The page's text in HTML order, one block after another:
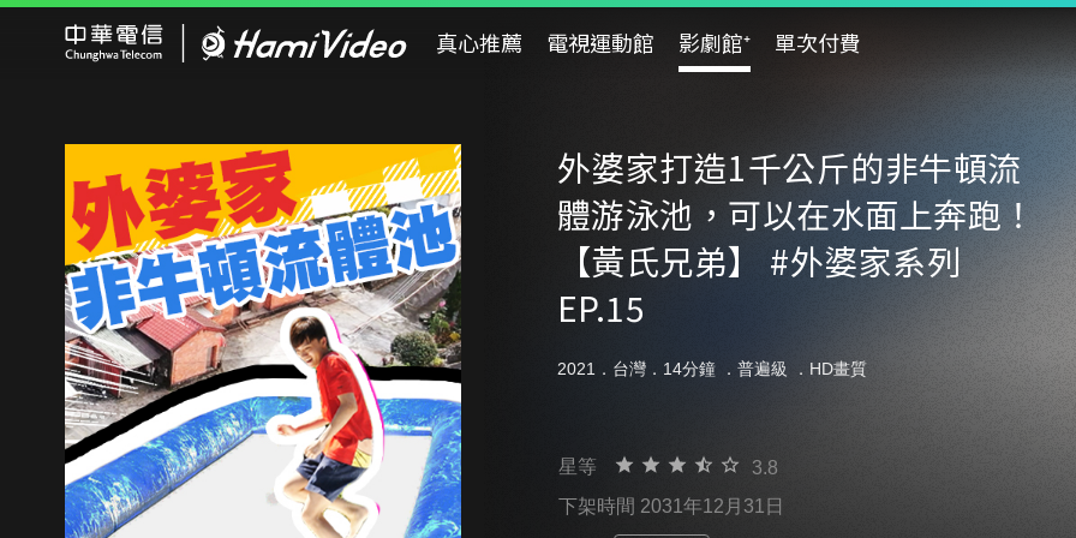
真心推薦 電視運動館 影劇館⁺ 單次付費
外婆家打造1千公斤的非牛頓流
體游泳池，可以在水面上奔跑！
【黃氏兄弟】 #外婆家系列​
EP.15
2021．台灣．14分鐘 ． 普遍級 ．HD畫質
星等
3.8
下架時間 2031年12月31日